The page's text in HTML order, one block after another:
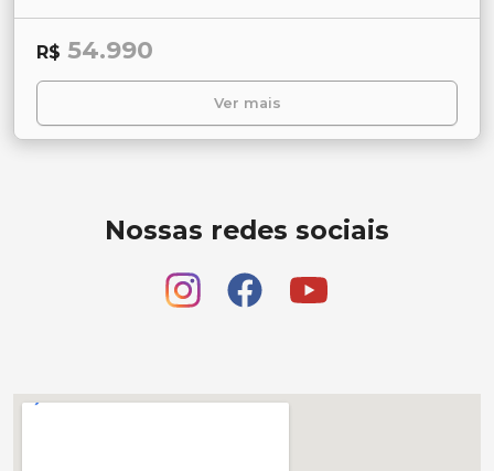
R$ 54.990
Ver mais
Nossas redes sociais